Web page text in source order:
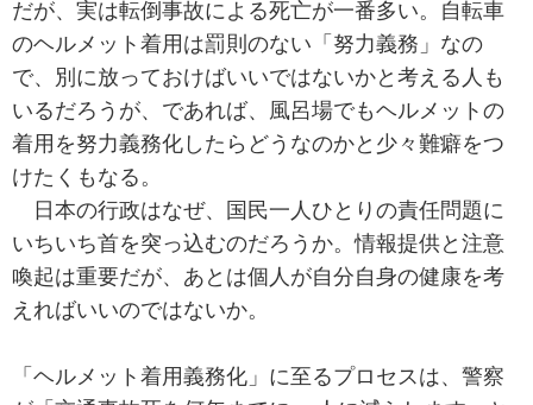
だが、実は転倒事故による死亡が一番多い。自転車
のヘルメット着用は罰則のない「努力義務」なの
で、別に放っておけばいいではないかと考える人も
いるだろうが、であれば、風呂場でもヘルメットの
着用を努力義務化したらどうなのかと少々難癖をつ
けたくもなる。
日本の行政はなぜ、国民一人ひとりの責任問題に
いちいち首を突っ込むのだろうか。情報提供と注意
喚起は重要だが、あとは個人が自分自身の健康を考
えればいいのではないか。
「ヘルメット着用義務化」に至るプロセスは、警察